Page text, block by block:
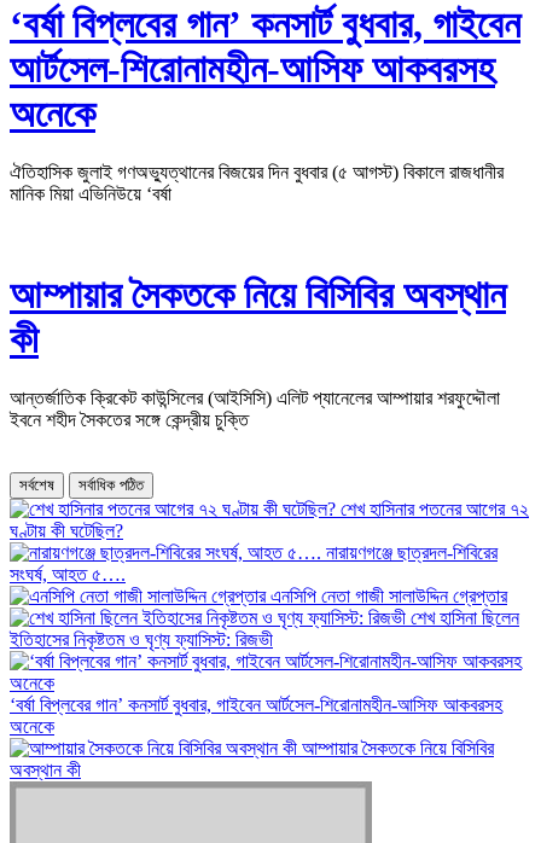
‘বর্ষা বিপ্লবের গান’ কনসার্ট বুধবার, গাইবেন
আর্টসেল-শিরোনামহীন-আসিফ আকবরসহ
অনেকে
ঐতিহাসিক জুলাই গণঅভ্যুত্থানের বিজয়ের দিন বুধবার (৫ আগস্ট) বিকালে রাজধানীর
মানিক মিয়া এভিনিউয়ে ‘বর্ষা
আম্পায়ার সৈকতকে নিয়ে বিসিবির অবস্থান
কী
আন্তর্জাতিক ক্রিকেট কাউন্সিলের (আইসিসি) এলিট প্যানেলের আম্পায়ার শরফুদ্দৌলা
ইবনে শহীদ সৈকতের সঙ্গে কেন্দ্রীয় চুক্তি
সর্বশেষ সর্বাধিক পঠিত
শেখ হাসিনার পতনের আগের ৭২
ঘণ্টায় কী ঘটেছিল?
‎নারায়ণগঞ্জে ছাত্রদল-শিবিরের
সংঘর্ষ, আহত ৫….
এনসিপি নেতা গাজী সালাউদ্দিন গ্রেপ্তার
শেখ হাসিনা ছিলেন
ইতিহাসের নিকৃষ্টতম ও ঘৃণ্য ফ্যাসিস্ট: রিজভী
‘বর্ষা বিপ্লবের গান’ কনসার্ট বুধবার, গাইবেন আর্টসেল-শিরোনামহীন-আসিফ আকবরসহ
অনেকে
আম্পায়ার সৈকতকে নিয়ে বিসিবির
অবস্থান কী